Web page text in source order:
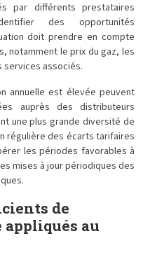
par différents prestataires
des opportunités
doit prendre en compte
notamment le prix du gaz, les
services associés.
annuelle est élevée peuvent
auprès des distributeurs
une plus grande diversité de
régulière des écarts tarifaires
les périodes favorables à
mises à jour périodiques des
de
au